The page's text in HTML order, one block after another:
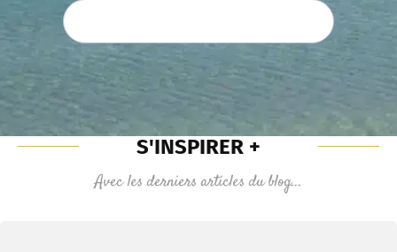
S'INSPIRER +
Avec les derniers articles du blog...